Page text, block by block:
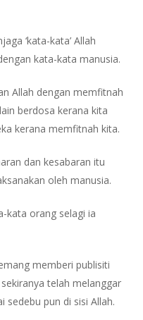
‘kata-kata’ Allah
kata-kata manusia.
Allah dengan memfitnah
berdosa kerana kita
kerana memfitnah kita.
dan kesabaran itu
oleh manusia.
kata orang selagi ia
memberi publisiti
telah melanggar
sedebu pun di sisi Allah.